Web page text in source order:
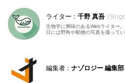
千野 真吾
生物学に興味のあるWebライター
日には野鳥や動物の写真を撮ってい
ナゾロジー 編集部